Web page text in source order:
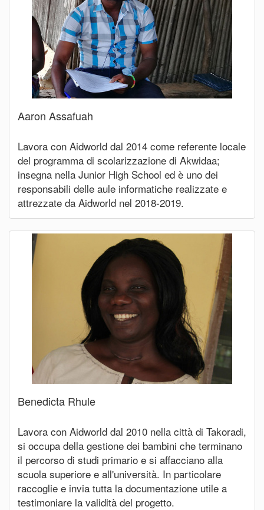
Aaron Assafuah
Lavora con Aidworld dal 2014 come referente locale
del programma di scolarizzazione di Akwidaa;
insegna nella Junior High School ed è uno dei
responsabili delle aule informatiche realizzate e
attrezzate da Aidworld nel 2018-2019.
Benedicta Rhule
Lavora con Aidworld dal 2010 nella città di Takoradi,
si occupa della gestione dei bambini che terminano
il percorso di studi primario e si affacciano alla
scuola superiore e all'università. In particolare
raccoglie e invia tutta la documentazione utile a
testimoniare la validità del progetto.